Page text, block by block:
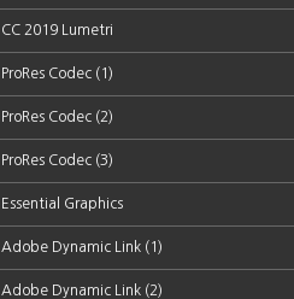
CC 2019 Lumetri
ProRes Codec (1)
ProRes Codec (2)
ProRes Codec (3)
Essential Graphics
Adobe Dynamic Link (1)
Adobe Dynamic Link (2)